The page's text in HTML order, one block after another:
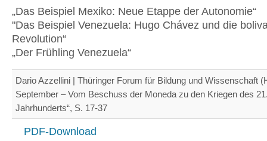
„Das Beispiel Mexiko: Neue Etappe der Autonomie“
"Das Beispiel Venezuela: Hugo Chávez und die
Revolution“
„Der Frühling Venezuela“
Dario Azzellini | Thüringer Forum für Bildung und Wissenschaft
September – Vom Beschuss der Moneda zu den Kriegen des
Jahrhunderts“, S. 17-37
PDF-Download